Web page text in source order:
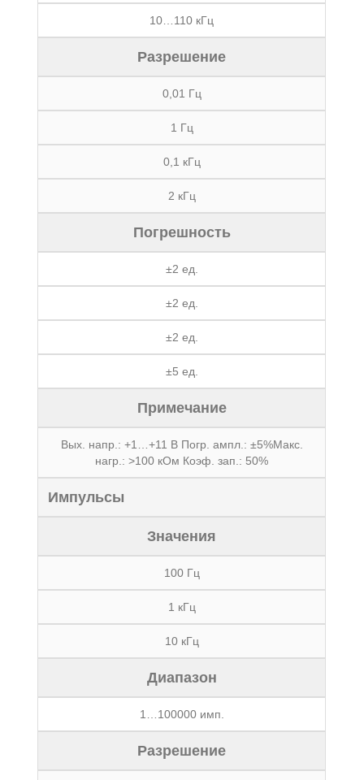
10…110 кГц
Разрешение
0,01 Гц
1 Гц
0,1 кГц
2 кГц
Погрешность
±2 ед.
±2 ед.
±2 ед.
±5 ед.
Примечание
Вых. напр.: +1…+11 В Погр. ампл.: ±5%Макс.
нагр.: >100 кОм Коэф. зап.: 50%
Импульсы
Значения
100 Гц
1 кГц
10 кГц
Диапазон
1…100000 имп.
Разрешение